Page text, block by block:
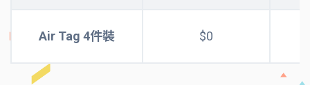
Air Tag 4件裝 $0